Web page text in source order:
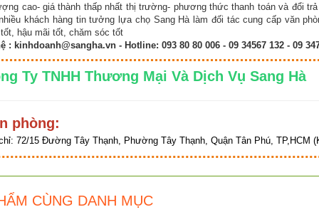
cao- giá thành thấp nhất thị trường- phương thức thanh toán và đổi
khách hàng tin tưởng lựa chọ Sang Hà làm đối tác cung cấp văn
hậu mãi tốt, chăm sóc tốt
: kinhdoanh@sangha.vn- Hotline: 093 80 80 006 - 09 34567 132 - 09
Ty TNHH Thương Mại Và Dịch Vụ Sang
phòng:
72/15 Đường Tây Thạnh, Phường Tây Thạnh, Quận Tân Phú, TP,HCM
CÙNG DANH MỤC